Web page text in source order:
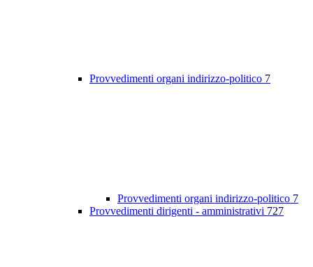
Provvedimenti organi indirizzo-politico 7
Provvedimenti organi indirizzo-politico 7
Provvedimenti dirigenti - amministrativi 727